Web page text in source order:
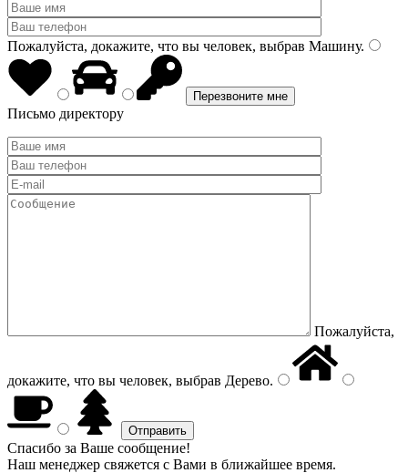
Пожалуйста, докажите, что вы человек, выбрав Машину.
Письмо директору
Пожалуйста,
докажите, что вы человек, выбрав Дерево.
Спасибо за Ваше сообщение!
Наш менеджер свяжется с Вами в ближайшее время.